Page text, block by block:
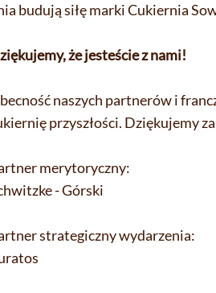
budują siłę marki Cukiernia
że jesteście z nami!
naszych partnerów i
przyszłości. Dziękujemy
merytoryczny:
- Górski
strategiczny wydarzenia: